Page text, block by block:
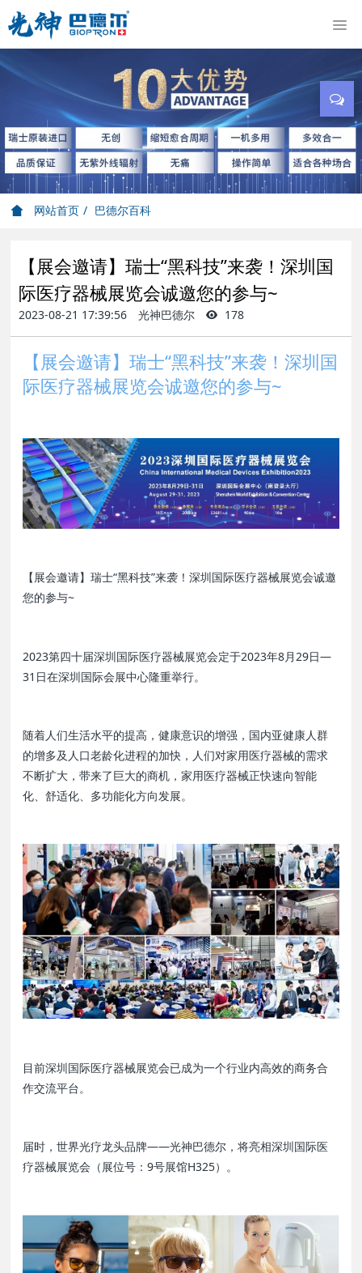
网站首页 巴德尔百科
【展会邀请】瑞士“黑科技”来袭！深圳国
际医疗器械展览会诚邀您的参与~
2023-08-21 17:39:56 光神巴德尔 178
【展会邀请】瑞士“黑科技”来袭！深圳国
际医疗器械展览会诚邀您的参与~
【展会邀请】瑞士“黑科技”来袭！深圳国际医疗器械展览会诚邀
您的参与~
2023第四十届深圳国际医疗器械展览会定于2023年8月29日—
31日在深圳国际会展中心隆重举行。
随着人们生活水平的提高，健康意识的增强，国内亚健康人群
的增多及人口老龄化进程的加快，人们对家用医疗器械的需求
不断扩大，带来了巨大的商机，家用医疗器械正快速向智能
化、舒适化、多功能化方向发展。
目前深圳国际医疗器械展览会已成为一个行业内高效的商务合
作交流平台。
届时，世界光疗龙头品牌——光神巴德尔，将亮相深圳国际医
疗器械展览会（展位号：9号展馆H325）。